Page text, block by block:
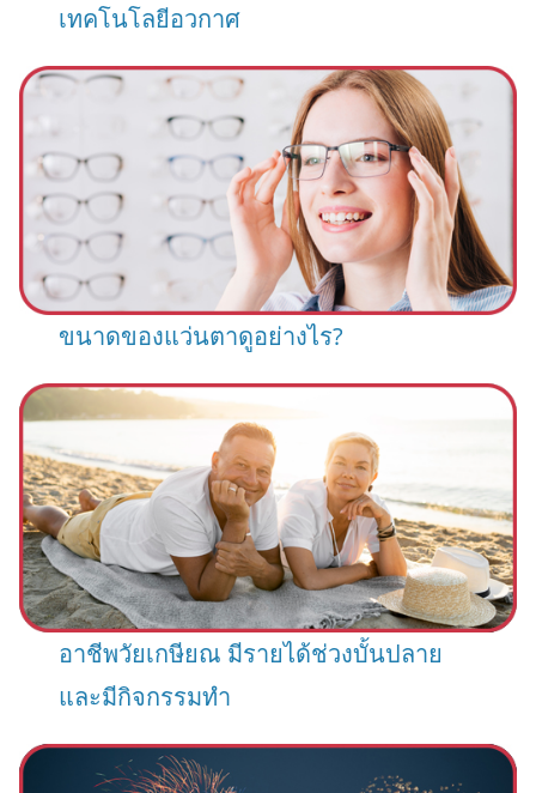
เทคโนโลยีอวกาศ
ขนาดของแว่นตาดูอย่างไร?
อาชีพวัยเกษียณ มีรายได้ช่วงบั้นปลาย
และมีกิจกรรมทำ